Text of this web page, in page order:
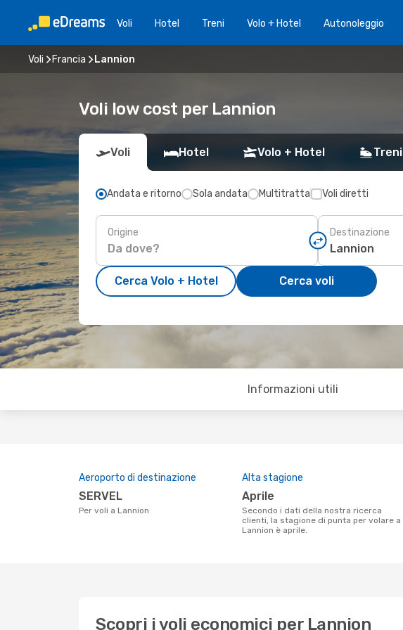
Voli Hotel Treni Volo + Hotel Autonoleggio
Voli Francia Lannion
Voli low cost per Lannion
Voli Hotel Volo + Hotel Treni
Andata e ritorno Sola andata Multitratta Voli diretti
Origine Destinazione
Cerca Volo + Hotel Cerca voli
Informazioni utili
Aeroporto di destinazione
SERVEL
Per voli a Lannion
Alta stagione
aprile
Secondo i dati della nostra ricerca
clienti, la stagione di punta per volare a
Lannion è aprile.
Scopri i voli economici per Lannion